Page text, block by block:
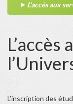
L’accès aux
L’accès
L’inscription des